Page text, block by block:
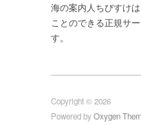
海の案内人ちびすけ
ことのできる正規サ
す。
Copyright © 2026
Powered byOxygen